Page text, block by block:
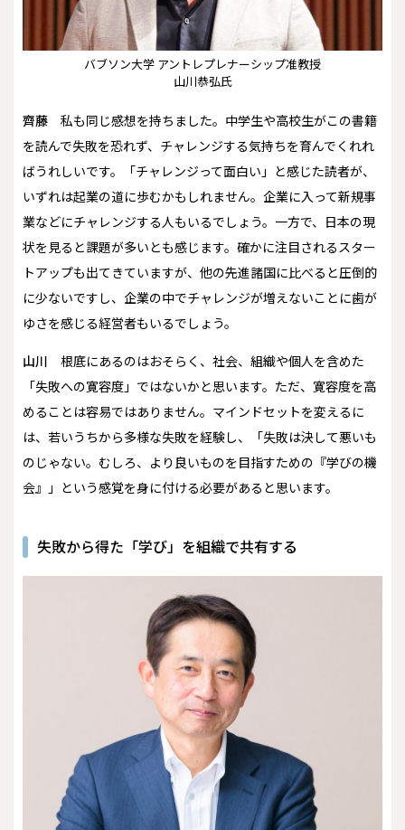
バブソン大学 アントレプレナーシップ准教授
山川恭弘氏
齊藤 私も同じ感想を持ちました。中学生や高校生がこの書籍
を読んで失敗を恐れず、チャレンジする気持ちを育んでくれれ
ばうれしいです。「チャレンジって面白い」と感じた読者が、
いずれは起業の道に歩むかもしれません。企業に入って新規事
業などにチャレンジする人もいるでしょう。一方で、日本の現
状を見ると課題が多いとも感じます。確かに注目されるスター
トアップも出てきていますが、他の先進諸国に比べると圧倒的
に少ないですし、企業の中でチャレンジが増えないことに歯が
ゆさを感じる経営者もいるでしょう。
山川 根底にあるのはおそらく、社会、組織や個人を含めた
「失敗への寛容度」ではないかと思います。ただ、寛容度を高
めることは容易ではありません。マインドセットを変えるに
は、若いうちから多様な失敗を経験し、「失敗は決して悪いも
のじゃない。むしろ、より良いものを目指すための『学びの機
会』」という感覚を身に付ける必要があると思います。
失敗から得た「学び」を組織で共有する